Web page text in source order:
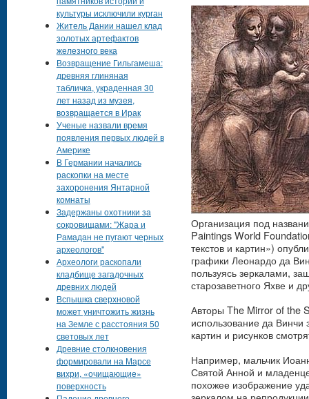
Организация под
Paintings World
текстов и картин»)
графики Леонардо да
пользуясь зеркалами,
старозаветного Яхве и
Авторы The Mirror of the
использование да Винчи
картин и рисунков
Например, мальчик
Святой Анной и
похожее изображение
культуры исключили курган
Житель Дании нашел клад
золотых артефактов
железного века
Возвращение Гильгамеша:
древняя глиняная
табличка, украденная 30
лет назад из музея,
возвращается в Ирак
Ученые назвали время
появления первых людей в
Америке
В Германии начались
раскопки на месте
захоронения Янтарной
комнаты
Задержаны охотники за
сокровищами: "Жара и
Рамадан не пугают черных
археологов"
Археологи раскопали
кладбище загадочных
древних людей
Вспышка сверхновой
может уничтожить жизнь
на Земле с расстояния 50
световых лет
Древние столкновения
формировали на Марсе
вихри, «очищающие»
поверхность